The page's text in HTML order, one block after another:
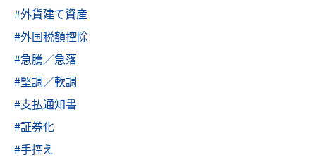
#外貨建て資産
#外国税額控除
#急騰／急落
#堅調／軟調
#支払通知書
#証券化
#手控え